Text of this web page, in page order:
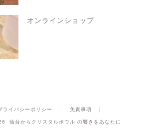
オンラインショップ
ライバシーポリシー 免責事項
仙台からクリスタルボウル の響きをあなたに